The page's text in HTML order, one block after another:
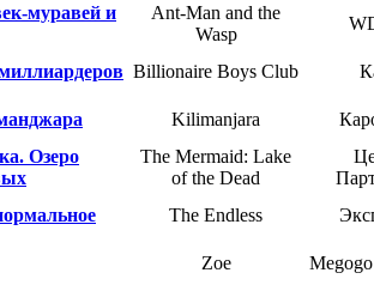
муравей и
Ant-Man and the
Wasp
Billionaire Boys Club
Kilimanjara
Озеро
The Mermaid: Lake
of the Dead
The Endless
Zoe